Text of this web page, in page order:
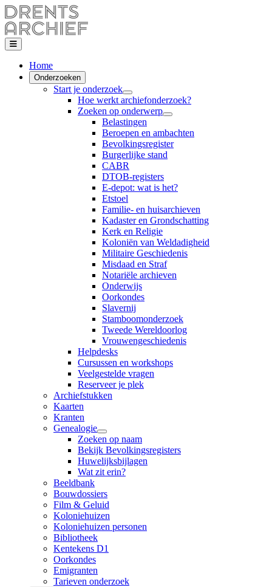
Home
Onderzoeken
Start je onderzoek
Hoe werkt archiefonderzoek?
Zoeken op onderwerp
Belastingen
Beroepen en ambachten
Bevolkingsregister
Burgerlijke stand
CABR
DTOB-registers
E-depot: wat is het?
Etstoel
Familie- en huisarchieven
Kadaster en Grondschatting
Kerk en Religie
Koloniën van Weldadigheid
Militaire Geschiedenis
Misdaad en Straf
Notariële archieven
Onderwijs
Oorkondes
Slavernij
Stamboomonderzoek
Tweede Wereldoorlog
Vrouwengeschiedenis
Helpdesks
Cursussen en workshops
Veelgestelde vragen
Reserveer je plek
Archiefstukken
Kaarten
Kranten
Genealogie
Zoeken op naam
Bekijk Bevolkingsregisters
Huwelijksbijlagen
Wat zit erin?
Beeldbank
Bouwdossiers
Film & Geluid
Koloniehuizen
Koloniehuizen personen
Bibliotheek
Kentekens D1
Oorkondes
Emigranten
Tarieven onderzoek